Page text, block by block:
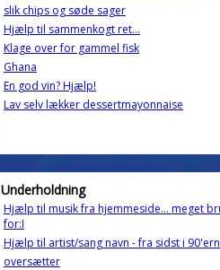
slik chips og søde sager
Hjælp til sammenkogt ret...
Klage over for gammel fisk
Ghana
En god vin? Hjælp!
Lav selv lækker dessertmayonnaise
Underholdning
Hjælp til musik fra hjemmeside... meget
for:I
Hjælp til artist/sang navn - fra sidst i
oversætter